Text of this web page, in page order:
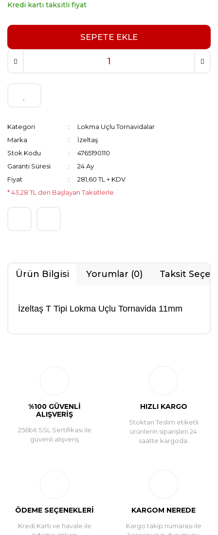
Kredi kartı taksitli fiyat
SEPETE EKLE
Kategori
Lokma Uçlu Tornavidalar
Marka
İzeltaş
Stok Kodu
4765190110
Garanti Süresi
24 Ay
Fiyat
281,60 TL + KDV
* 43,28 TL den Başlayan Taksitlerle
Ürün Bilgisi Yorumlar (0) Taksit
İzeltaş T Tipi Lokma Uçlu Tornavida 11mm
%100 GÜVENLİ
ALIŞVERİŞ
256bit SSL Sertifikası ile
güvenli alışveriş
HIZLI KARGO
Stoktan Teslim etiketli
ürünlerin siparişleri 24
saatte kargoda.
ÖDEME SEÇENEKLERİ
Kredi Kartı ve havale ile
KARGOM NEREDE
Kargo takip numarası ile